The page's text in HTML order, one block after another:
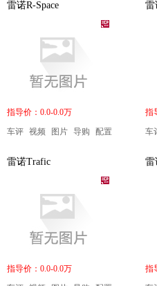
雷诺R-Space
指导价：0.0-0.0万
车评 视频 图片 导购 配置
雷
指
车
雷诺Trafic
指导价：0.0-0.0万
雷
指